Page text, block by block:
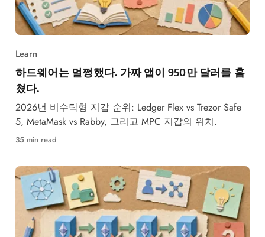
Learn
하드웨어는 멀쩡했다. 가짜 앱이 950만 달러를 훔
쳤다.
2026년 비수탁형 지갑 순위: Ledger Flex vs Trezor Safe
5, MetaMask vs Rabby, 그리고 MPC 지갑의 위치.
35 min read